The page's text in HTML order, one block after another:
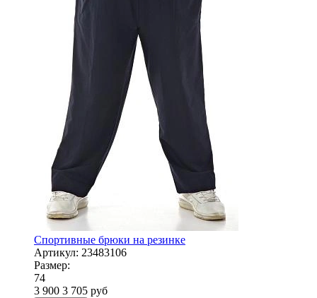
Спортивные брюки на резинке
Артикул: 23483106
Размер:
74
3 900 3 705 руб